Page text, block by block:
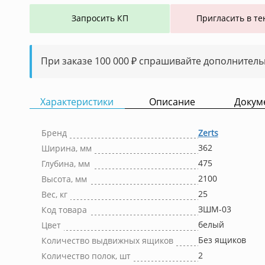
Запросить КП Пригласить в
При заказе 100 000 ₽ спрашивайте
Характеристики Описание
Бренд
Zerts
Ширина, мм
362
Глубина, мм
475
Высота, мм
2100
Вес, кг
25
Код товара
ЗШМ-03
Цвет
белый
Количество выдвижных ящиков
Без ящиков
Количество полок, шт
2